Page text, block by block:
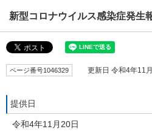
新型コロナウイルス感染症発生
ページ番号1046329 更新日 令和4年11
提供日
令和4年11月20日